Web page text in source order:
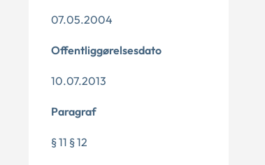
07.05.2004
Offentliggørelsesdato
10.07.2013
Paragraf
§ 11 § 12